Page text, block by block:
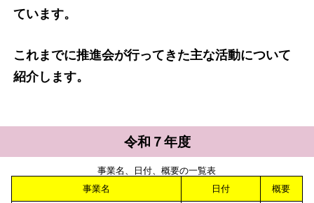
ています。
これまでに推進会が行ってきた主な活動について
紹介します。
令和７年度
事業名、日付、概要の一覧表
事業名
日付 概要